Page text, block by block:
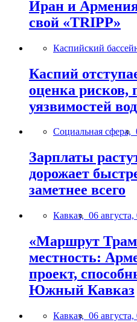
Иран и
свой «TRIPP»
Каспийский
Каспий
оценка рисков,
уязвимостей
Социальная сфера,
Зарплаты
дорожает
заметнее всего
Кавказ, 06
«Маршрут
местность:
проект,
Южный Кавказ
Кавказ, 06 августа,